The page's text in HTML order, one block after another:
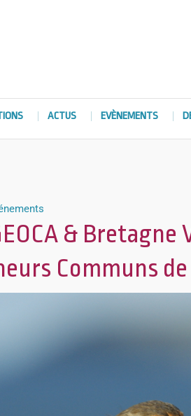
ACTUS EVÈNEMENTS
& Bretagne
Communs